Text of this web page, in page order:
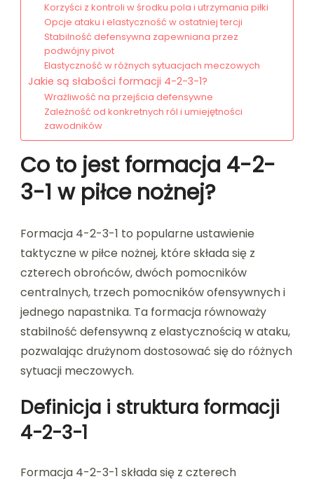
Korzyści z kontroli w środku pola i utrzymania piłki
Opcje ataku i elastyczność w ostatniej tercji
Stabilność defensywna zapewniana przez
podwójny pivot
Elastyczność w różnych sytuacjach meczowych
Jakie są słabości formacji 4-2-3-1?
Wrażliwość na przejścia defensywne
Zależność od konkretnych ról i umiejętności
zawodników
Co to jest formacja 4-2-
3-1 w piłce nożnej?
Formacja 4-2-3-1 to popularne ustawienie
taktyczne w piłce nożnej, które składa się z
czterech obrońców, dwóch pomocników
centralnych, trzech pomocników ofensywnych i
jednego napastnika. Ta formacja równoważy
stabilność defensywną z elastycznością w ataku,
pozwalając drużynom dostosować się do różnych
sytuacji meczowych.
Definicja i struktura formacji
4-2-3-1
Formacja 4-2-3-1 składa się z czterech